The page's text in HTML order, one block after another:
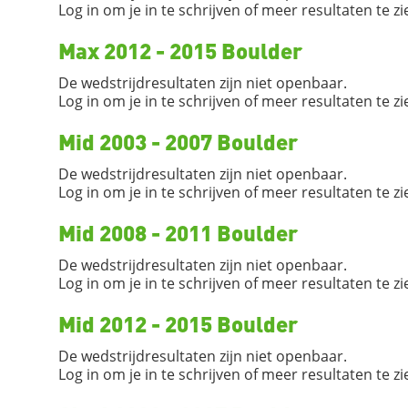
Log in om je in te schrijven of meer resultaten te
Max 2012 - 2015 Boulder
De wedstrijdresultaten zijn niet openbaar.
Log in om je in te schrijven of meer resultaten te
Mid 2003 - 2007 Boulder
De wedstrijdresultaten zijn niet openbaar.
Log in om je in te schrijven of meer resultaten te
Mid 2008 - 2011 Boulder
De wedstrijdresultaten zijn niet openbaar.
Log in om je in te schrijven of meer resultaten te
Mid 2012 - 2015 Boulder
De wedstrijdresultaten zijn niet openbaar.
Log in om je in te schrijven of meer resultaten te